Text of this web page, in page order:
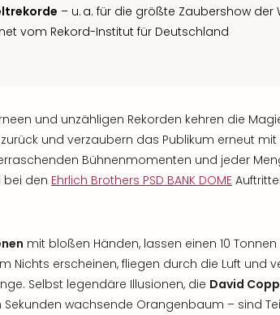
– u. a. für die größte Zaubershow der
vom Rekord-Institut für Deutschland
und unzähligen Rekorden kehren die
zurück und verzaubern das Publikum erneut mit
Bühnenmomenten und jeder
bei den Ehrlich Brothers PSD BANK DOME
mit bloßen Händen, lassen einen 10
Nichts erscheinen, fliegen durch die Luft und
Selbst legendäre Illusionen, die David
Sekunden wachsende Orangenbaum – sind